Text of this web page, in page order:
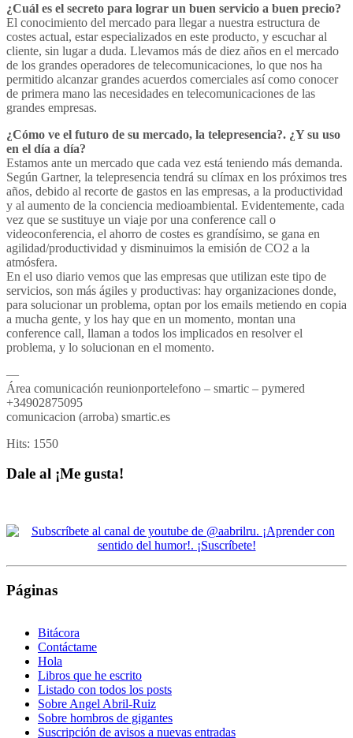
¿Cuál es el secreto para lograr un buen servicio a buen precio?
El conocimiento del mercado para llegar a nuestra estructura de
costes actual, estar especializados en este producto, y escuchar al
cliente, sin lugar a duda. Llevamos más de diez años en el mercado
de los grandes operadores de telecomunicaciones, lo que nos ha
permitido alcanzar grandes acuerdos comerciales así como conocer
de primera mano las necesidades en telecomunicaciones de las
grandes empresas.
¿Cómo ve el futuro de su mercado, la telepresencia?. ¿Y su uso
en el día a día?
Estamos ante un mercado que cada vez está teniendo más demanda.
Según Gartner, la telepresencia tendrá su clímax en los próximos tres
años, debido al recorte de gastos en las empresas, a la productividad
y al aumento de la conciencia medioambiental. Evidentemente, cada
vez que se sustituye un viaje por una conference call o
videoconferencia, el ahorro de costes es grandísimo, se gana en
agilidad/productividad y disminuimos la emisión de CO2 a la
atmósfera.
En el uso diario vemos que las empresas que utilizan este tipo de
servicios, son más ágiles y productivas: hay organizaciones donde,
para solucionar un problema, optan por los emails metiendo en copia
a mucha gente, y los hay que en un momento, montan una
conference call, llaman a todos los implicados en resolver el
problema, y lo solucionan en el momento.
—
Área comunicación reunionportelefono – smartic – pymered
+34902875095
comunicacion (arroba) smartic.es
Hits: 1550
Dale al ¡Me gusta!
Páginas
Bitácora
Contáctame
Hola
Libros que he escrito
Listado con todos los posts
Sobre Angel Abril-Ruiz
Sobre hombros de gigantes
Suscripción de avisos a nuevas entradas